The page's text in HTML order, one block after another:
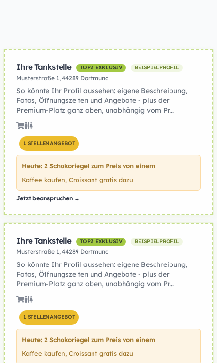
Ihre Tankstelle TOP3 EXKLUSIV BEISPIELPROFIL
Musterstraße 1, 44289 Dortmund
So könnte Ihr Profil aussehen: eigene Beschreibung,
Fotos, Öffnungszeiten und Angebote - plus der
Premium-Platz ganz oben, unabhängig vom Pr...
1 STELLENANGEBOT
Heute: 2 Schokoriegel zum Preis von einem
Kaffee kaufen, Croissant gratis dazu
Jetzt beanspruchen →
Ihre Tankstelle TOP3 EXKLUSIV BEISPIELPROFIL
Musterstraße 1, 44289 Dortmund
So könnte Ihr Profil aussehen: eigene Beschreibung,
Fotos, Öffnungszeiten und Angebote - plus der
Premium-Platz ganz oben, unabhängig vom Pr...
1 STELLENANGEBOT
Heute: 2 Schokoriegel zum Preis von einem
Kaffee kaufen, Croissant gratis dazu